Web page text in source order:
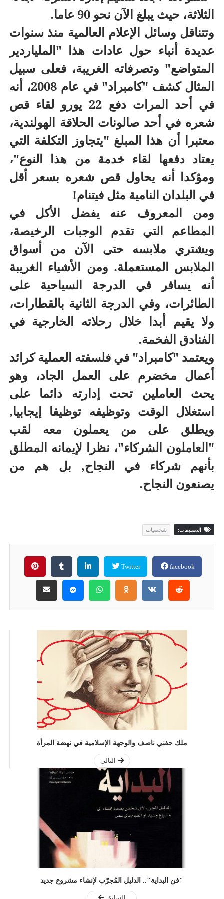
الثلاثة، حيث يبلغ الآن نحو 90 عاما.
وتتناقل وسائل الإعلام العالمية منذ سنوات
عديدة أنباء حول عادات هذا "الملياردير
المتواضع" وتصرفاته الغريبة، فعلى سبيل
المثال كشف "كامبراد" في عام 2008، أنه
في أحد المرات دفع 22 يورو لقاء قص
شعره في أحد صالونات الحلاقة الهولندية،
معتبرا أن هذا المبلغ "يتجاوز التكلفة التي
يعتاد دفعها لقاء خدمة من هذا النوع"،
ومؤكدا أنه يحاول قص شعره بسعر أقل
في البلدان النامية مثل فيتنام!
ومن المعروف عنه يفضل الأكل في
المطاعم التي تقدم الوجبات الرخيصة،
ويشتري ملابسه حتى الآن من أسواق
الملابس المستعملة. ومن الأشياء الغريبة
أنه يسافر في الدرجة السياحية على
الطائرات، وفي الدرجة الثانية بالقطارات،
ولا يقيم أبدا خلال رحلاته الخارجية في
الفنادق الفخمة.
ويعتمد "كامبراد" في فلسفته العملية كرائد
أعمال مخضرم على العمل الجاد، وهو
يحث العاملين تحت إدارته دائما على
استغلال الوقت وتوظيفه توظيفا إيجابيا,
ويطلق على من يعملون معه لقب
"العاملون الشركاء"، نظرا لإيمانه المطلق
بأنهم شركاء في النجاح, بل هم من
يصنعون النجاح.
التصنيفات: شخصيات
facebook
Twitter
ملك حفني ناصف والوجهة الإسلامية في نهضة المرأة
التالي
"فن البداية".. الدليل المُجرّب لإنشاء مشروع جديد